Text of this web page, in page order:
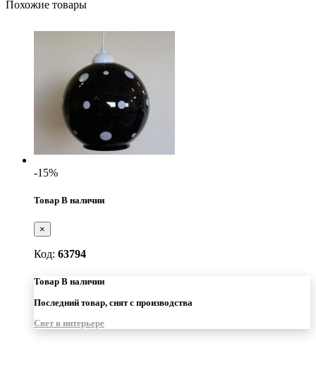
Похожие товары
-15%
Товар В наличии
×
Код: 63794
Товар В наличии
Последний товар, снят с производства
Свет в интерьере